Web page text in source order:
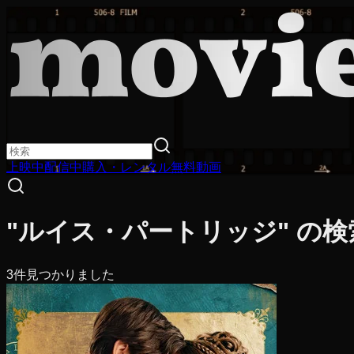
上映中配信中購入・レンタル無料動画
"ルイス・パートリッジ" の検
3件見つかりました